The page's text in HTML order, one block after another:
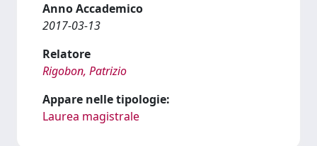
Anno Accademico
2017-03-13
Relatore
Rigobon, Patrizio
Appare nelle tipologie:
Laurea magistrale